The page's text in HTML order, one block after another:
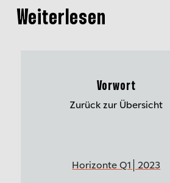
Weiterlesen
Vorwort
Zurück zur Übersicht
Horizonte Q1│2023